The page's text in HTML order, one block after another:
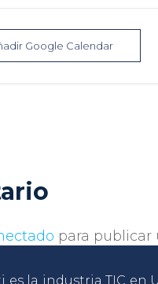
Google Calendar
para publicar
es la industria TIC en